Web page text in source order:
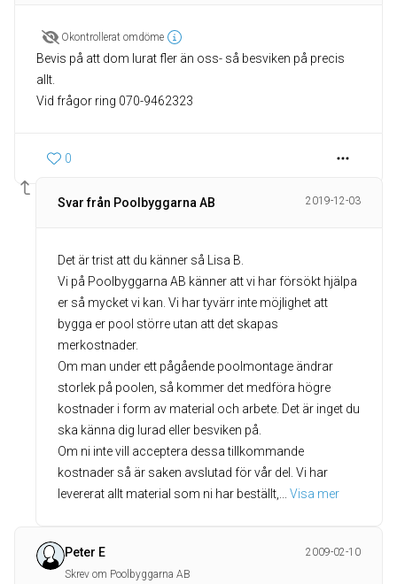
Okontrollerat omdöme
Bevis på att dom lurat fler än oss- så besviken på precis
allt.
Vid frågor ring 070-9462323
0
Svar från Poolbyggarna AB 2019-12-03
Det är trist att du känner så Lisa B.
Vi på Poolbyggarna AB känner att vi har försökt hjälpa
er så mycket vi kan. Vi har tyvärr inte möjlighet att
bygga er pool större utan att det skapas
merkostnader.
Om man under ett pågående poolmontage ändrar
storlek på poolen, så kommer det medföra högre
kostnader i form av material och arbete. Det är inget du
ska känna dig lurad eller besviken på.
Om ni inte vill acceptera dessa tillkommande
kostnader så är saken avslutad för vår del. Vi har
levererat allt material som ni har beställt,
Visa mer
Peter E
2009-02-10
Skrev om Poolbyggarna AB